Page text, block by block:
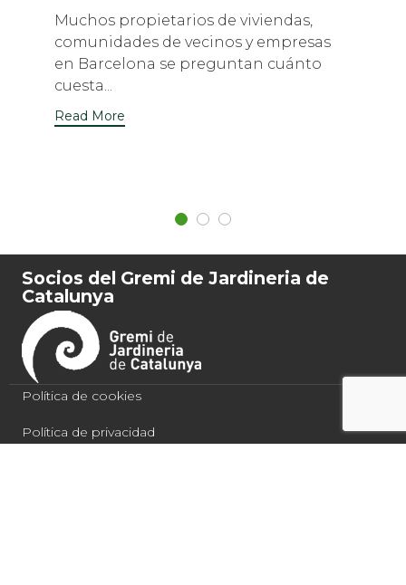
Muchos propietarios de viviendas,
comunidades de vecinos y empresas
en Barcelona se preguntan cuánto
cuesta...
Read More
Socios del Gremi de Jardineria de
Catalunya
Política de cookies
Política de privacidad